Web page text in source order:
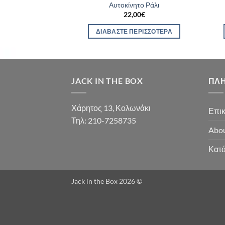
Αυτοκίνητο Ράλι
22,00€
ΔΙΑΒΆΣΤΕ ΠΕΡΙΣΣΌΤΕΡΑ
JACK IN THE BOX
Χάρητος 13, Κολωνάκι
Τηλ: 210-7258735
Jack in the Box 2026 ©